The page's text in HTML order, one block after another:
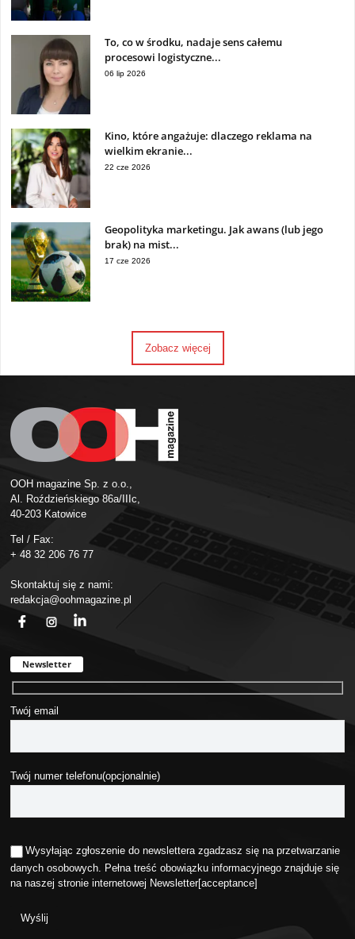
To, co w środku, nadaje sens całemu
procesowi logistyczne...
06 lip 2026
Kino, które angażuje: dlaczego reklama na
wielkim ekranie...
22 cze 2026
Geopolityka marketingu. Jak awans (lub jego
brak) na mist...
17 cze 2026
Zobacz więcej
OOH magazine Sp. z o.o.,
Al. Roździeńskiego 86a/IIIc,
40-203 Katowice
Tel / Fax:
+ 48 32 206 76 77
Skontaktuj się z nami:
redakcja@oohmagazine.pl
Newsletter
Twój email
Twój numer telefonu(opcjonalnie)
Wysyłając zgłoszenie do newslettera zgadzasz się na przetwarzanie
danych osobowych. Pełna treść obowiązku informacyjnego znajduje się
na naszej stronie internetowej Newsletter[acceptance]